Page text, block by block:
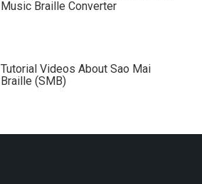
Music Braille Converter
Tutorial Videos About Sao Mai
Braille (SMB)